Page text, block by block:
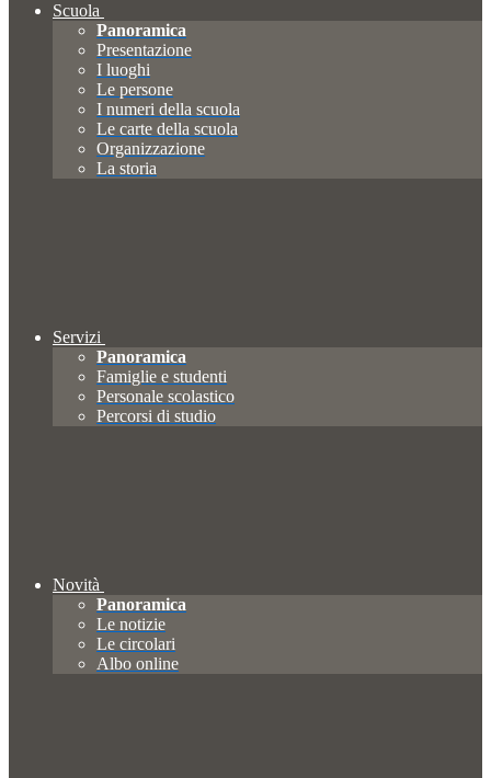
Scuola
Panoramica
Presentazione
I luoghi
Le persone
I numeri della scuola
Le carte della scuola
Organizzazione
La storia
Servizi
Panoramica
Famiglie e studenti
Personale scolastico
Percorsi di studio
Novità
Panoramica
Le notizie
Le circolari
Albo online